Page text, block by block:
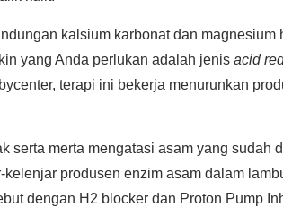
kalsium karbonat dan magnesium
yang Anda perlukan adalah jenis acid
terapi ini bekerja menurunkan
serta merta mengatasi asam yang sudah
produsen enzim asam dalam
dengan H2 blocker dan Proton Pump